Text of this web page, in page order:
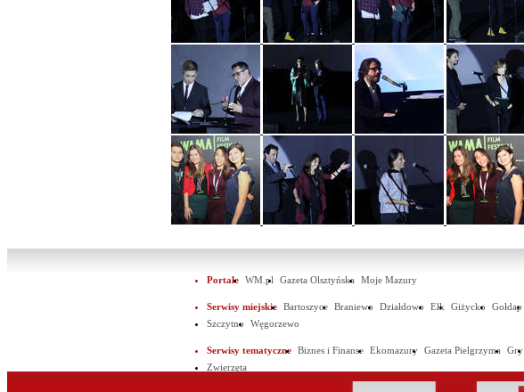
Portale WM.pl Gazeta Olsztyńska Moje Mazury
Serwisy miejskie Bartoszyce Braniewo Działdowo Ełk Giżycko Gołdap
Szczytno
Węgorzewo
Serwisy tematyczne Biznes i Finanse Ekomazury Gazeta Pielgrzyma Gry
Zwierzęta